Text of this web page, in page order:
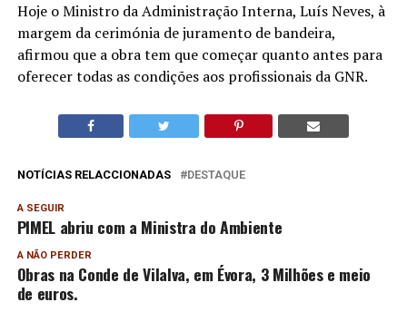
Hoje o Ministro da Administração Interna, Luís Neves, à
margem da cerimónia de juramento de bandeira,
afirmou que a obra tem que começar quanto antes para
oferecer todas as condições aos profissionais da GNR.
NOTÍCIAS RELACCIONADAS DESTAQUE
A SEGUIR
PIMEL abriu com a Ministra do Ambiente
A NÃO PERDER
Obras na Conde de Vilalva, em Évora, 3 Milhões e meio
de euros.